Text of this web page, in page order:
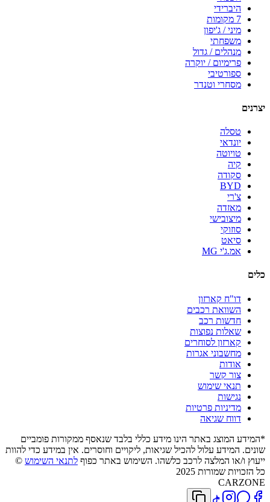
היברידי
7 מקומות
מיני / ג'יפון
משפחתי
מנהלים / גדול
פרימיום / יוקרה
ספורטיבי
מסחרי וטנדר
יצרנים
טסלה
יונדאי
טויוטה
קיה
סקודה
BYD
צ'רי
מאזדה
מיצובישי
סוזוקי
סיאט
אמ.ג'י MG
כלים
דו"ח קארזון
השוואת רכבים
חדשות רכב
שאלות נפוצות
קארזון לסוחרים
מחשבוני אגרות
אודות
צור קשר
תנאי שימוש
נגישות
מדיניות פרטיות
דווח שגיאה
*המידע המוצג באתר הינו מידע כללי בלבד שנאסף ממקורות פומביים
שונים. המידע עלול להכיל שגיאות, ליקויים וחוסרים. אין במידע כדי להוות
ייעוץ ו/או המלצה לרכב כלשהו. השימוש באתר כפוף לתנאי השימוש ©
כל הזכויות שמורות 2025
CARZONE